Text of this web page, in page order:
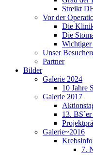
Streikt
Vor der
Die
Die
Unser
Partner
Bilder
Galerie 2024
10 Jahre
Galerie 2017
13.
Galerie~2016
7.